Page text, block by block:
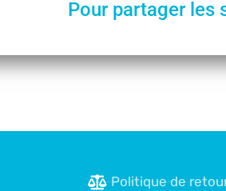
Pour partager les
Politique de